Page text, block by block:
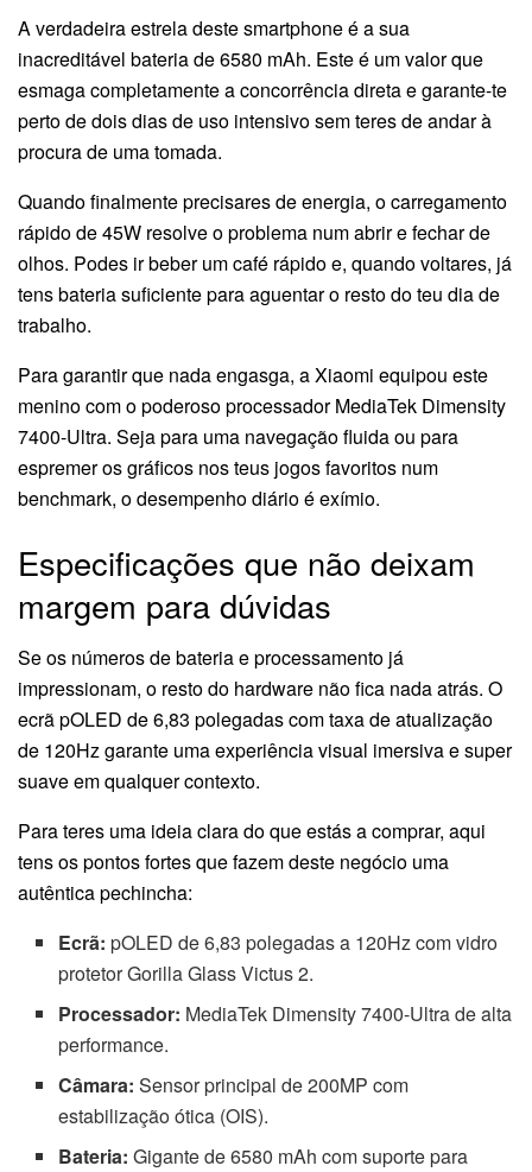
A verdadeira estrela deste smartphone é a sua
inacreditável bateria de 6580 mAh. Este é um valor que
esmaga completamente a concorrência direta e garante-te
perto de dois dias de uso intensivo sem teres de andar à
procura de uma tomada.
Quando finalmente precisares de energia, o carregamento
rápido de 45W resolve o problema num abrir e fechar de
olhos. Podes ir beber um café rápido e, quando voltares, já
tens bateria suficiente para aguentar o resto do teu dia de
trabalho.
Para garantir que nada engasga, a Xiaomi equipou este
menino com o poderoso processador MediaTek Dimensity
7400-Ultra. Seja para uma navegação fluida ou para
espremer os gráficos nos teus jogos favoritos num
benchmark, o desempenho diário é exímio.
Especificações que não deixam
margem para dúvidas
Se os números de bateria e processamento já
impressionam, o resto do hardware não fica nada atrás. O
ecrã pOLED de 6,83 polegadas com taxa de atualização
de 120Hz garante uma experiência visual imersiva e super
suave em qualquer contexto.
Para teres uma ideia clara do que estás a comprar, aqui
tens os pontos fortes que fazem deste negócio uma
autêntica pechincha:
Ecrã: pOLED de 6,83 polegadas a 120Hz com vidro
protetor Gorilla Glass Victus 2.
Processador: MediaTek Dimensity 7400-Ultra de alta
performance.
Câmara: Sensor principal de 200MP com
estabilização ótica (OIS).
Bateria: Gigante de 6580 mAh com suporte para